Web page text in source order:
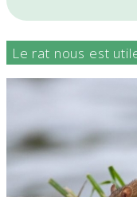
Le rat nous est